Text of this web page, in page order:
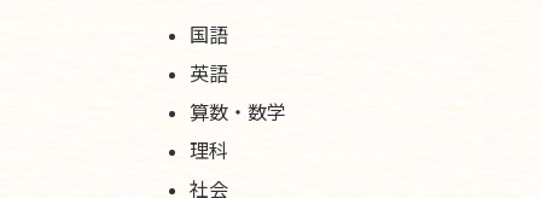
国語
英語
算数・数学
理科
社会